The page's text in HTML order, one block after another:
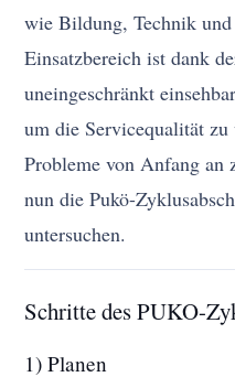
wie Bildung, Technik
Einsatzbereich ist dank
uneingeschränkt
um die Servicequalität zu
Probleme von Anfang an
nun die Pukö-
untersuchen.
Schritte des PUKO-
1) Planen